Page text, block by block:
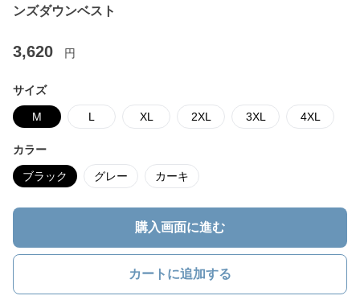
ンズダウンベスト
3,620 円
サイズ
M L XL 2XL 3XL 4XL
カラー
ブラック グレー カーキ
購入画面に進む
カートに追加する